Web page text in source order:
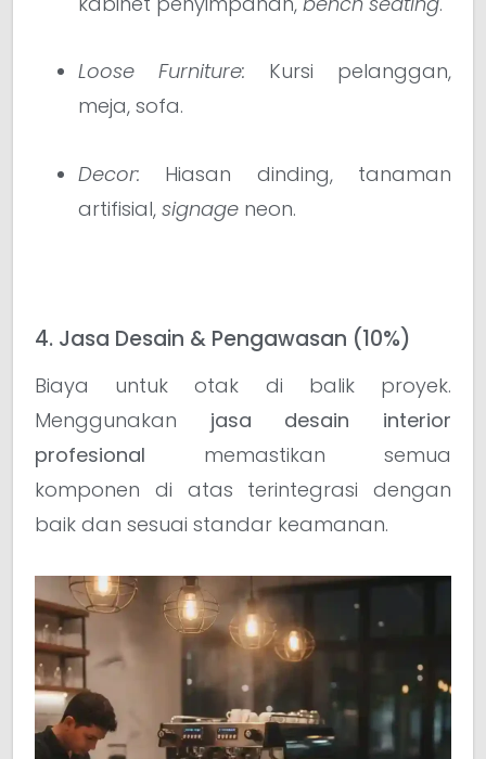
Loose Furniture: Kursi pelanggan,
meja, sofa.
Decor: Hiasan dinding, tanaman
artifisial, signage neon.
4. Jasa Desain & Pengawasan (10%)
Biaya untuk otak di balik proyek.
Menggunakan jasa desain interior
profesional memastikan semua
komponen di atas terintegrasi dengan
baik dan sesuai standar keamanan.